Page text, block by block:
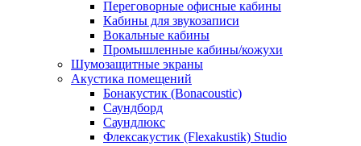
Переговорные офисные кабины
Кабины для звукозаписи
Вокальные кабины
Промышленные кабины/кожухи
Шумозащитные экраны
Акустика помещений
Бонакустик (Bonacoustic)
Саундборд
Саундлюкс
Флексакустик (Flexakustik) Studio